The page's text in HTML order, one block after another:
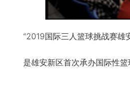
“2019国际三人篮球挑战赛雄
是雄安新区首次承办国际性篮